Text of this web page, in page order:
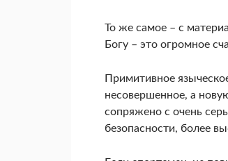
То же самое – с
Богу – это огромное
Примитивное
несовершенное, а
сопряжено с очень
безопасности, более